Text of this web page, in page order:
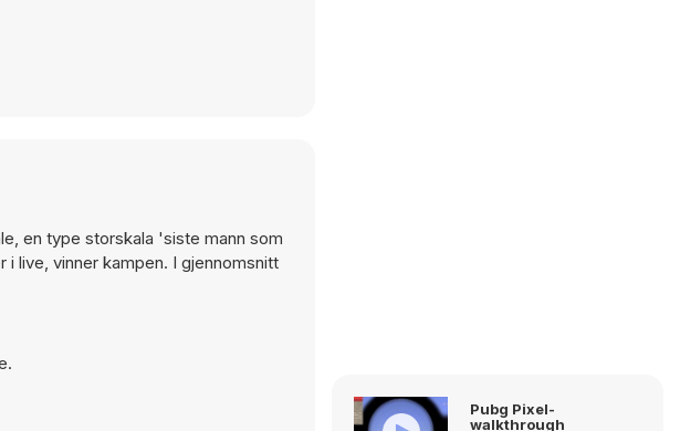
en type storskala 'siste mann som
live, vinner kampen. I gjennomsnitt
Pubg Pixel-
walkthrough